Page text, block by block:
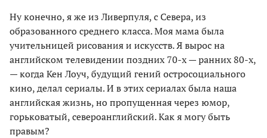
Ну конечно, я же из Ливерпуля, с Севера, из
образованного среднего класса. Моя мама была
учительницей рисования и искусств. Я вырос на
английском телевидении поздних 70-х — ранних 80-х,
— когда Кен Лоуч, будущий гений остросоциального
кино, делал сериалы. И в этих сериалах была наша
английская жизнь, но пропущенная через юмор,
горьковатый, североанглийский. Как я могу быть
правым?